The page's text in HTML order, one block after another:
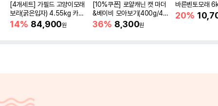
[4개세트] 가필드 고양이모래
보라(굵은입자) 4.55kg 카사
바모래
14% 84,900원
[10%쿠폰] 로얄캐닌 캣 마더
&베이비 모아보기(400g/4/1
0kg)
36% 8,300원
바른벤토모래
20%